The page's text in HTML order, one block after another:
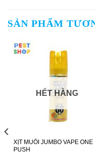
SẢN PHẨM
HẾT HÀNG
XỊT MUỖI JUMBO VAPE ONE
PUSH